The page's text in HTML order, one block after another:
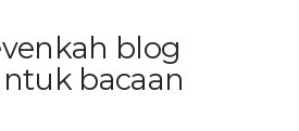
blog
bacaan